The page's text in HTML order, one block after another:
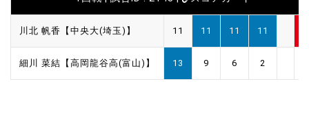
川北 帆香【中央大(埼玉)】 11 11 11 11
細川 菜結【高岡龍谷高(富山)】 13 9 6 2